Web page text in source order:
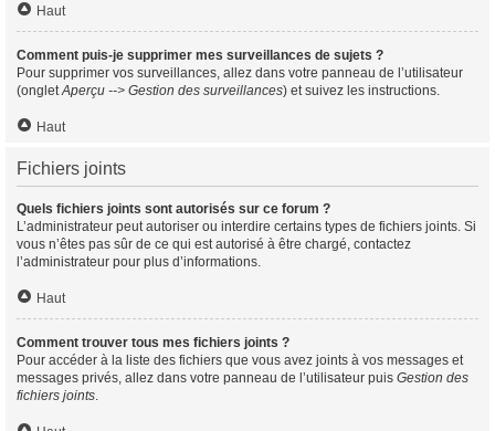
Haut
Comment puis-je supprimer mes surveillances de sujets ?
Pour supprimer vos surveillances, allez dans votre panneau de l’utilisateur
(ongletAperçu --> Gestion des surveillances) et suivez les instructions.
Haut
Fichiers joints
Quels fichiers joints sont autorisés sur ce forum ?
L’administrateur peut autoriser ou interdire certains types de fichiers joints. Si
vous n’êtes pas sûr de ce qui est autorisé à être chargé, contactez
l’administrateur pour plus d’informations.
Haut
Comment trouver tous mes fichiers joints ?
Pour accéder à la liste des fichiers que vous avez joints à vos messages et
messages privés, allez dans votre panneau de l’utilisateur puis Gestion des
fichiers joints.